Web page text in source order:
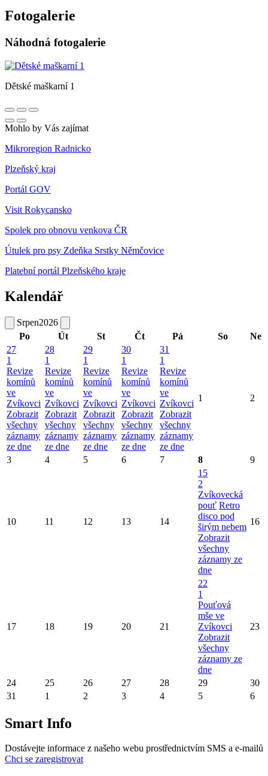
Fotogalerie
Náhodná fotogalerie
Dětské maškarní 1
Mohlo by Vás zajímat
Mikroregion Radnicko
Plzeňský kraj
Portál GOV
Visit Rokycansko
Spolek pro obnovu venkova ČR
Útulek pro psy Zdeňka Srstky Němčovice
Platební portál Plzeňského kraje
Kalendář
Srpen2026
Po
Út St Čt Pá So
Ne
27
1
Revize
komínů
ve
Zvíkovci
Zobrazit
všechny
záznamy
ze dne
28
1
Revize
komínů
ve
Zvíkovci
Zobrazit
všechny
záznamy
ze dne
29
1
Revize
komínů
ve
Zvíkovci
Zobrazit
všechny
záznamy
ze dne
30
1
Revize
komínů
ve
Zvíkovci
Zobrazit
všechny
záznamy
ze dne
31
1
Revize
komínů
ve
Zvíkovci
Zobrazit
všechny
záznamy
ze dne
1 2
3 4 5 6 7 8 9
10 11 12 13 14
15
2
Zvíkovecká
pouť Retro
disco pod
širým nebem
Zobrazit
všechny
záznamy ze
dne
16
17 18 19 20 21
22
1
Pouťová
mše ve
Zvíkovci
Zobrazit
všechny
záznamy ze
dne
23
24 25 26 27 28 29
30
31
1 2 3 4 5 6
Smart Info
Dostávejte informace z našeho webu prostřednictvím SMS a e-mailů
Chci se zaregistrovat